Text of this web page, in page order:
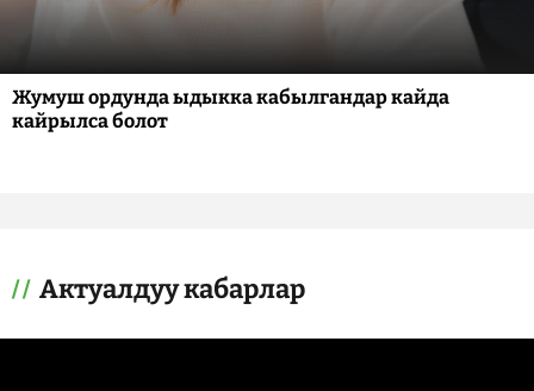
Жумуш ордунда ыдыкка кабылгандар кайда
кайрылса болот
Актуалдуу кабарлар